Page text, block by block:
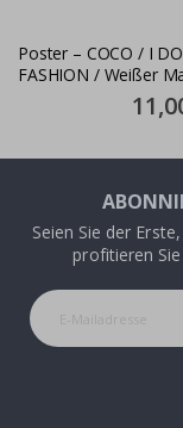
Poster – COCO / I
FASHION / Weißer
Special
Price
Seien Sie der
profitieren